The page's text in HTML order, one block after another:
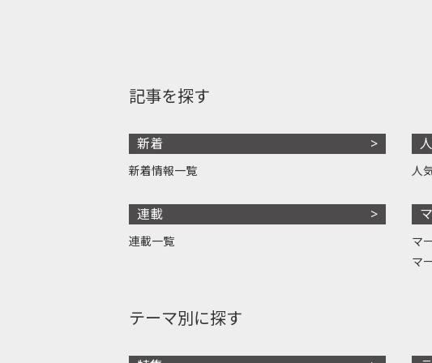
記事を探す
新着
新着情報一覧
連載
連載一覧
人
マ
マ
テーマ別に探す